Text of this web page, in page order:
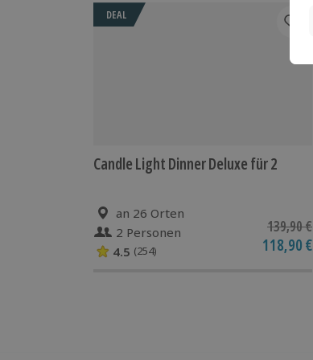
DEAL
Candle Light Dinner Deluxe für 2
an 26 Orten
2 Personen
4.5 (254)
139,90 €
118,90 €